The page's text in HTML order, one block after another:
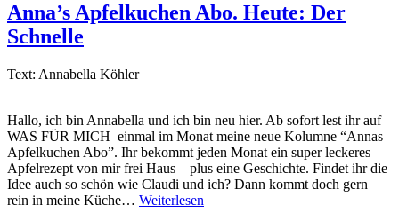
Anna’s Apfelkuchen Abo. Heute: Der
Schnelle
Text: Annabella Köhler
Hallo, ich bin Annabella und ich bin neu hier. Ab sofort lest ihr auf
WAS FÜR MICH einmal im Monat meine neue Kolumne “Annas
Apfelkuchen Abo”. Ihr bekommt jeden Monat ein super leckeres
Apfelrezept von mir frei Haus – plus eine Geschichte. Findet ihr die
Idee auch so schön wie Claudi und ich? Dann kommt doch gern
rein in meine Küche… Weiterlesen